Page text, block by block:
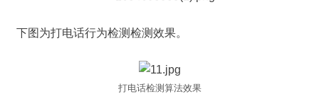
下图为打电话行为检测检测效果。
打电话检测算法效果